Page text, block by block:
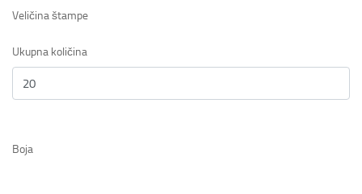
Veličina štampe
Ukupna količina
Boja